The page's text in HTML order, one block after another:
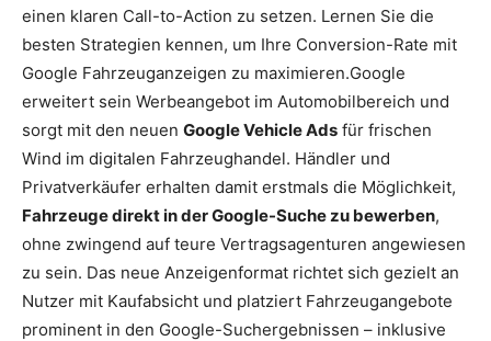
einen klaren Call-to-Action zu setzen. Lernen Sie die
besten Strategien kennen, um Ihre Conversion-Rate mit
Google Fahrzeuganzeigen zu maximieren.Google
erweitert sein Werbeangebot im Automobilbereich und
sorgt mit den neuen Google Vehicle Ads für frischen
Wind im digitalen Fahrzeughandel. Händler und
Privatverkäufer erhalten damit erstmals die Möglichkeit,
Fahrzeuge direkt in der Google-Suche zu bewerben,
ohne zwingend auf teure Vertragsagenturen angewiesen
zu sein. Das neue Anzeigenformat richtet sich gezielt an
Nutzer mit Kaufabsicht und platziert Fahrzeugangebote
prominent in den Google-Suchergebnissen – inklusive